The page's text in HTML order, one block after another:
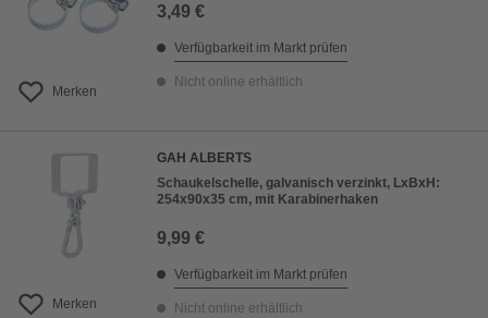
Merken
3,49 €
Verfügbarkeit im Markt prüfen
Nicht online erhältlich
Merken
GAH ALBERTS
Schaukelschelle, galvanisch verzinkt, LxBxH:
254x90x35 cm, mit Karabinerhaken
9,99 €
Verfügbarkeit im Markt prüfen
Nicht online erhältlich